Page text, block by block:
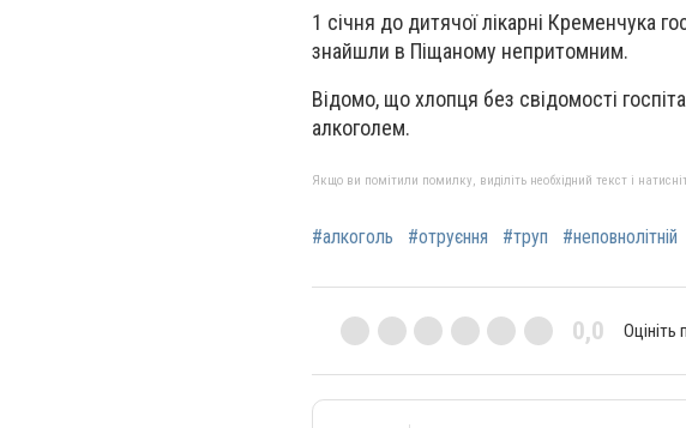
1 січня до дитячої лікарні Кременчука
знайшли в Піщаному непритомним.
Відомо, що хлопця без свідомості
алкоголем.
Якщо ви помітили помилку, виділіть необхідний текст і
#алкоголь #отруєння #труп #неповнолітній
0,0